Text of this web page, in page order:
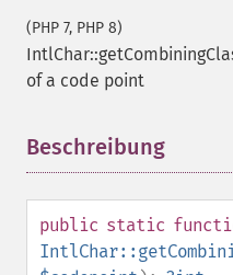
(PHP 7, PHP 8)
of a code point
Beschreibung
public static